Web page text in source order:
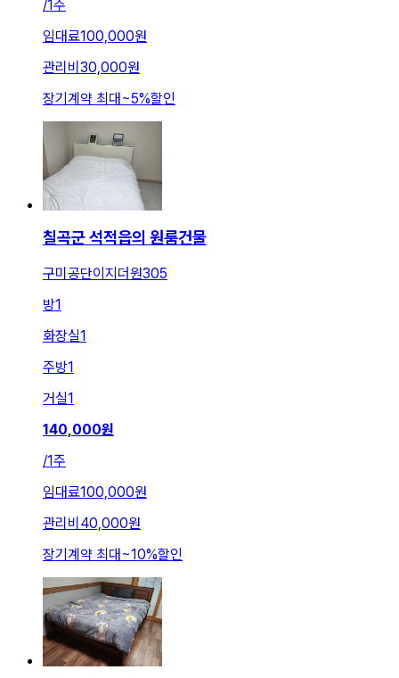
/1주
임대료100,000원
관리비 30,000원
장기계약 최대 ~5%할인
칠곡군 석적읍의 원룸건물
구미공단이지더원305
방1
화장실1
주방1
거실1
140,000원
/1주
임대료100,000원
관리비 40,000원
장기계약 최대~10%할인